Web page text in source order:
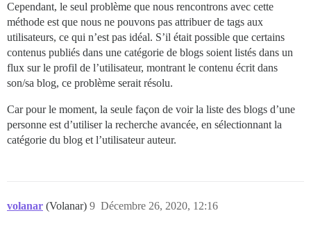
Cependant, le seul problème que nous rencontrons avec cette
méthode est que nous ne pouvons pas attribuer de tags aux
utilisateurs, ce qui n’est pas idéal. S’il était possible que certains
contenus publiés dans une catégorie de blogs soient listés dans un
flux sur le profil de l’utilisateur, montrant le contenu écrit dans
son/sa blog, ce problème serait résolu.
Car pour le moment, la seule façon de voir la liste des blogs d’une
personne est d’utiliser la recherche avancée, en sélectionnant la
catégorie du blog et l’utilisateur auteur.
volanar (Volanar) Décembre 26, 2020, 12:16
9